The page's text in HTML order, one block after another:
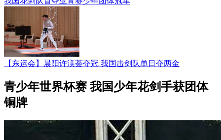
【东运会】晨阳许渼荟夺冠 我国击剑队单日夺两金
青少年世界杯赛 我国少年花剑手获团体
铜牌